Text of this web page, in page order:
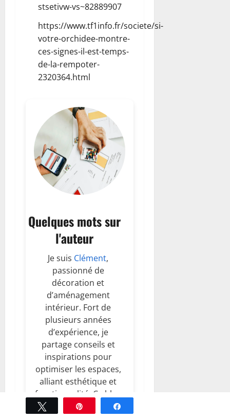
Mentions légales
stsetivw-vs~82889907
https://www.tf1info.fr/societe/si-
votre-orchidee-montre-
ces-signes-il-est-temps-
de-la-rempoter-
2320364.html
Quelques mots sur
l'auteur
Je suis Clément,
passionné de
décoration et
d’aménagement
intérieur. Fort de
plusieurs années
d’expérience, je
partage conseils et
inspirations pour
optimiser les espaces,
alliant esthétique et
fonctionnalité. Ce blog
est un lieu d’échange
Tweetez